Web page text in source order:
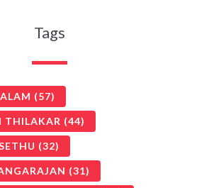
Tags
(57)
THILAKAR (44)
(32)
(31)